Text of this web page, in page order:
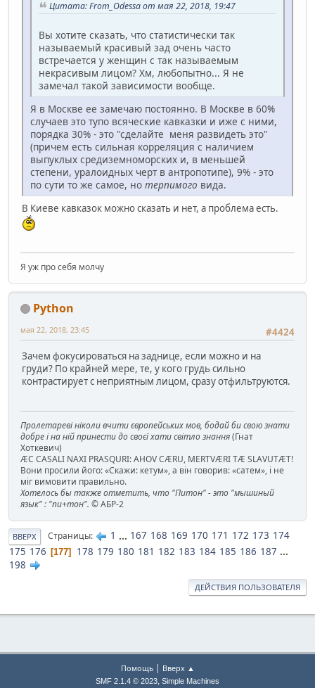
Цитата: From_Odessa от мая 22, 2018, 19:47
Вы хотите сказать, что статистически так
называемый красивый зад очень часто
встречается у женщин с так называемым
некрасивым лицом? Хм, любопытно... Я не
замечал такой зависимости вообще.
Я в Москве ее замечаю постоянно. В Москве в 60%
случаев это тупо всяческие кавказки и иже с ними,
порядка 30% - это "сделайте меня развидеть это"
(причем есть сильная корреляция с наличием
выпуклых средиземноморских и, в меньшей
степени, уралоидных черт в антропотипе), 9% - это
по сути то же самое, но терпимого вида.
В Киеве кавказок можно сказать и нет, а проблема есть.
Я уж про себя молчу
Python
#4424
мая 22, 2018, 23:45
Зачем фокусироваться на заднице, если можно и на
груди? По крайней мере, те, у кого грудь сильно
контрастирует с неприятным лицом, сразу отфильтруются.
Пролетареві ніколи вчити європейських мов, бодай би свою знати
добре і на ній принести до своєї хати світло знання(Гнат
Хоткевич)
ÆC CASALI NAXI PRASQURI: AHOV CÆRU, MERTVÆRI TÆ SLAVUTÆT!
Вони просили його: «Скажи: кетум», а він говорив: «сатем», і не
міг вимовити правильно.
Хотелось бы также отметить, что "Питон" - это "мышиный
язык" : "пи+тон". © АБР-2
ВВЕРХ Страницы 1 ... 167 168 169 170 171 172 173 174
175 176 177 178 179 180 181 182 183 184 185 186 187 ...
198
ДЕЙСТВИЯ ПОЛЬЗОВАТЕЛЯ
Помощь| Вверх ▲
SMF 2.1.4 © 2023, Simple Machines